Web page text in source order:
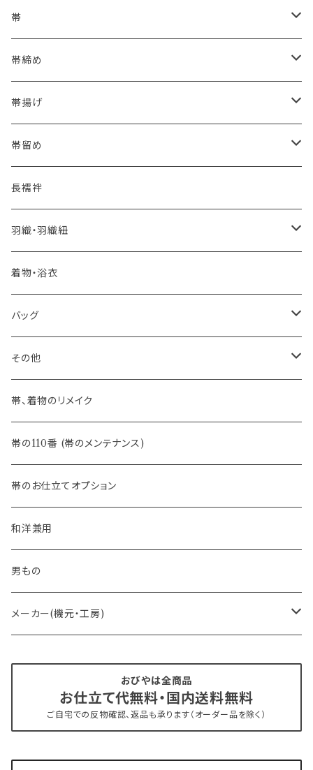
浴衣にも！夏の帯揚げ
海のいろ ～sea-green～
格ある夏の名古屋帯（都の絽綴れ）
おとなの浴衣(有松 鳴海絞り)
自宅で洗える！本麻長襦袢
憧れの高級カジュアル帯
河合美術織物 訪問着に合わせる袋帯
訪問着に合わせるフォーマル帯
３万円台♪高見え袋帯・名古屋帯
帯
- 博多帯
夏・単衣用(夏帯)
- 西陣織
夏・単衣用(夏帯)
- 紬帯・自然布
- 琉球帯
- 染め帯
- 袋帯・洒落袋帯
- 名古屋帯
八寸名古屋帯 (松葉仕立て)
- オールシーズン帯
- 夏帯
- 半幅帯
- 大人兵児帯
- おびやオリジナル・別注
- オーダー帯
- 京袋帯・開き仕立て
- 新古帯、中古・リサイクル帯 (メンテナンス済み)
帯締め
- おびやオリジナル
- 細平唐組 (7mmスリム帯締め)
- 田中節子
帯揚げ
- おびやオリジナル
- 京都 三浦清商店
- 大津工房 荒尾ちどり
帯留め
-おびやオリジナル
長襦袢
羽織・羽織紐
-おびやオリジナル
着物・浴衣
バッグ
-おびやオリジナル
その他
-おびやオリジナル
-フィカレ
帯、着物のリメイク
帯の110番 (帯のメンテナンス)
帯のお仕立てオプション
和洋兼用
男もの
メーカー(機元・工房)
博多織 西村織物
おびやは全商品
お仕立て代無料・国内送料無料
ご自宅での反物確認、返品も承ります（オーダー品を除く）